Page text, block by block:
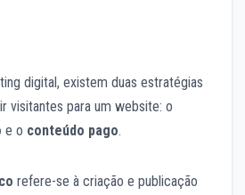
digital, existem duas estratégias
visitantes para um website: o
e o conteúdo pago.
refere-se à criação e publicação